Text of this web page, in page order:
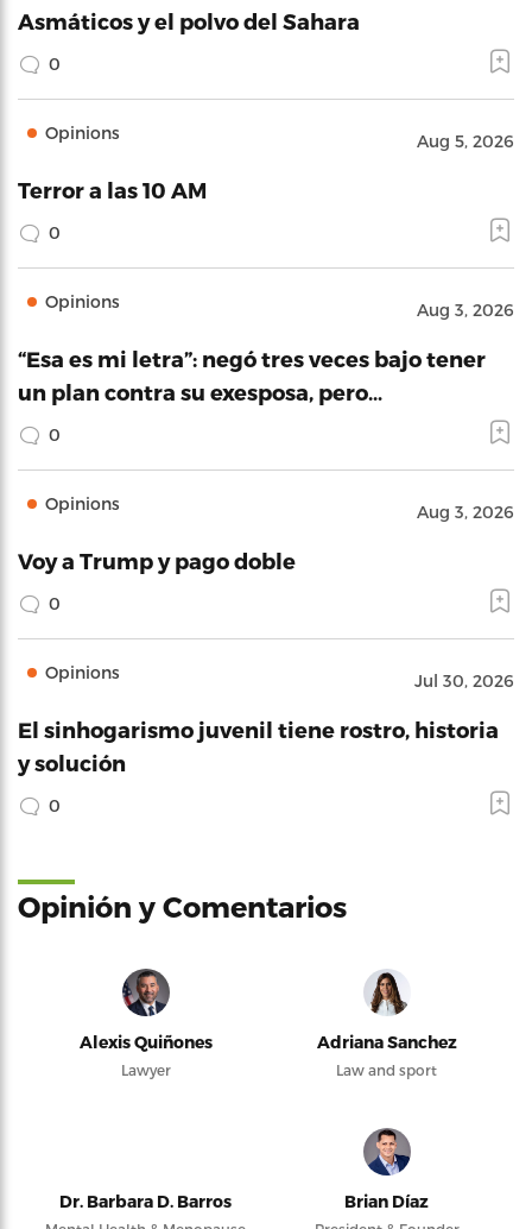
Asmáticos y el polvo del Sahara
0
Opinions Aug 5, 2026
Terror a las 10 AM
0
Opinions Aug 3, 2026
“Esa es mi letra”: negó tres veces bajo tener
un plan contra su exesposa, pero…
0
Opinions Aug 3, 2026
Voy a Trump y pago doble
0
Opinions Jul 30, 2026
El sinhogarismo juvenil tiene rostro, historia
y solución
0
Opinión y Comentarios
Alexis Quiñones
Lawyer
Adriana Sanchez
Law and sport
Dr. Barbara D. Barros Brian Díaz